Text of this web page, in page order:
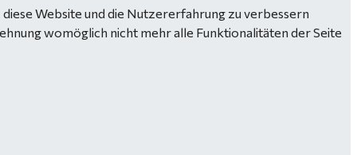
Website und die Nutzererfahrung zu verbessern
womöglich nicht mehr alle Funktionalitäten der Seite